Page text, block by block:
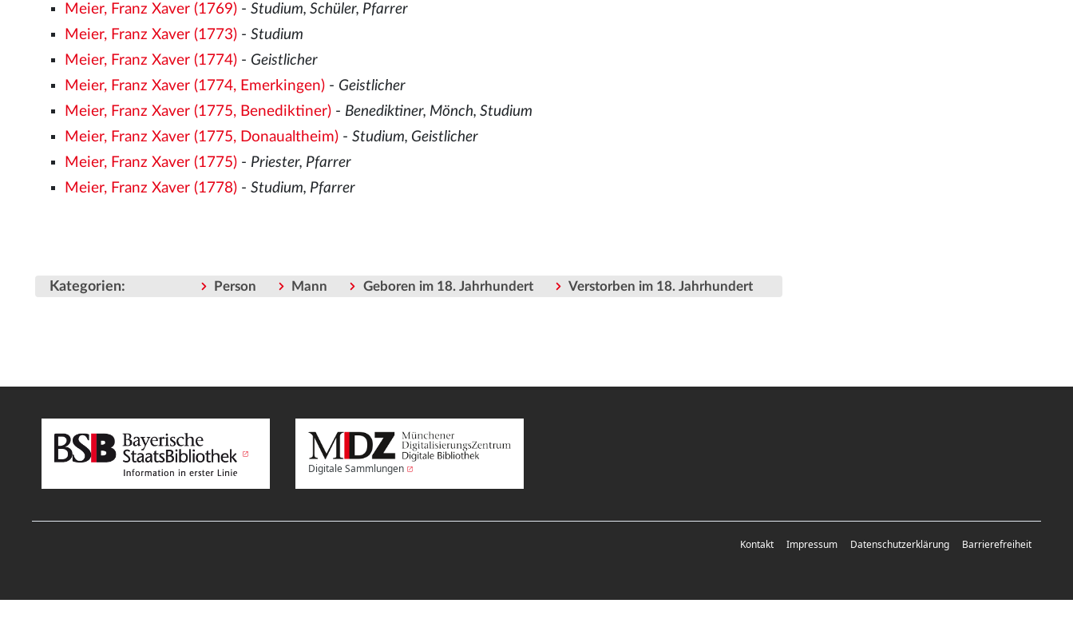
Meier, Franz Xaver (1769) -Studium, Schüler, Pfarrer
Meier, Franz Xaver (1773) -Studium
Meier, Franz Xaver (1774) - Geistlicher
Meier, Franz Xaver (1774, Emerkingen) - Geistlicher
Meier, Franz Xaver (1775, Benediktiner) - Benediktiner, Mönch, Studium
Meier, Franz Xaver (1775, Donaualtheim) -Studium, Geistlicher
Meier, Franz Xaver (1775) - Priester, Pfarrer
Meier, Franz Xaver (1778) -Studium, Pfarrer
Kategorien: Person Mann Geboren im 18. Jahrhundert Verstorben im 18. Jahrhundert
Digitale Sammlungen
Kontakt Impressum Datenschutzerklärung Barrierefreiheit